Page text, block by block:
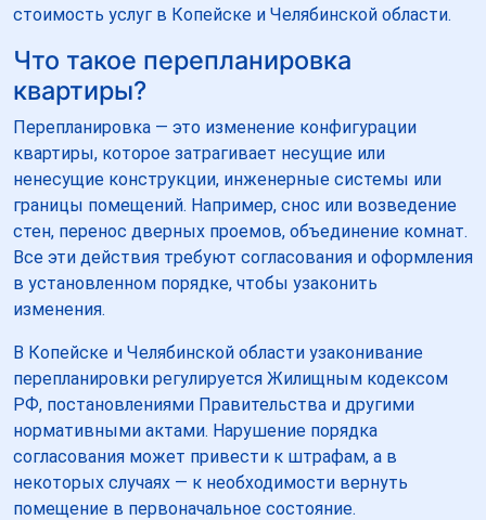
стоимость услуг в Копейске и Челябинской области.
Что такое перепланировка
квартиры?
Перепланировка — это изменение конфигурации
квартиры, которое затрагивает несущие или
ненесущие конструкции, инженерные системы или
границы помещений. Например, снос или возведение
стен, перенос дверных проемов, объединение комнат.
Все эти действия требуют согласования и оформления
в установленном порядке, чтобы узаконить
изменения.
В Копейске и Челябинской области узаконивание
перепланировки регулируется Жилищным кодексом
РФ, постановлениями Правительства и другими
нормативными актами. Нарушение порядка
согласования может привести к штрафам, а в
некоторых случаях — к необходимости вернуть
помещение в первоначальное состояние.